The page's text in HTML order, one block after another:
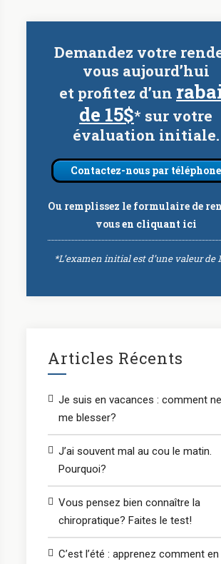
Demandez votre
vous aujourd’hui
et profitez d’un
de 15$* sur votre
évaluation initiale.
Contactez-nous par téléphone
Ou remplissez le formulaire de
vousen cliquant ici
*L’examen initial est d’une valeur de
Articles Récents
Je suis en vacances : comment
me blesser?
J’ai souvent mal au cou le matin.
Pourquoi?
Vous pensez bien connaître la
chiropratique? Faites le test!
C’est l’été : apprenez comment en